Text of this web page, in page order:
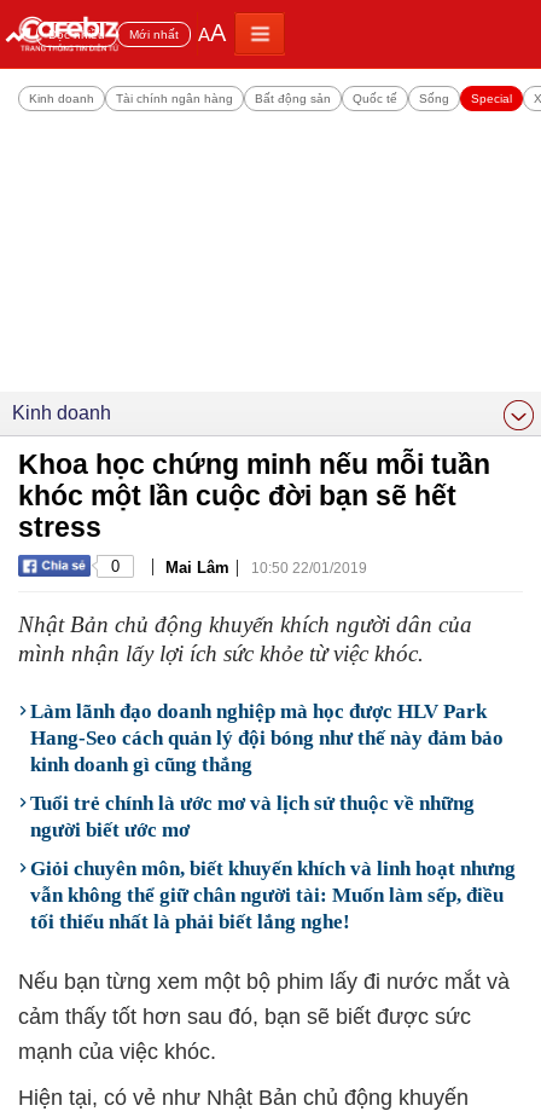
Đọc nhiều Mới nhất AA
Kinh doanh Tài chính ngân hàng Bất động sản Quốc tế Sống Special
Kinh doanh
Khoa học chứng minh nếu mỗi tuần
khóc một lần cuộc đời bạn sẽ hết
stress
0 | Mai Lâm | 10:50 22/01/2019
Nhật Bản chủ động khuyến khích người dân của
mình nhận lấy lợi ích sức khỏe từ việc khóc.
Làm lãnh đạo doanh nghiệp mà học được HLV Park
Hang-Seo cách quản lý đội bóng như thế này đảm bảo
kinh doanh gì cũng thắng
Tuổi trẻ chính là ước mơ và lịch sử thuộc về những
người biết ước mơ
Giỏi chuyên môn, biết khuyến khích và linh hoạt nhưng
vẫn không thể giữ chân người tài: Muốn làm sếp, điều
tối thiểu nhất là phải biết lắng nghe!
Nếu bạn từng xem một bộ phim lấy đi nước mắt và
cảm thấy tốt hơn sau đó, bạn sẽ biết được sức
mạnh của việc khóc.
Hiện tại, có vẻ như Nhật Bản chủ động khuyến